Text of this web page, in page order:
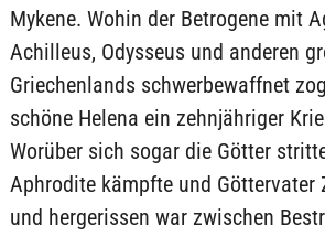
Mykene. Wohin der Betrogene mit
Achilleus, Odysseus und anderen
Griechenlands schwerbewaffnet
schöne Helena ein zehnjähriger
Worüber sich sogar die Götter
Aphrodite kämpfte und Göttervater
und hergerissen war zwischen